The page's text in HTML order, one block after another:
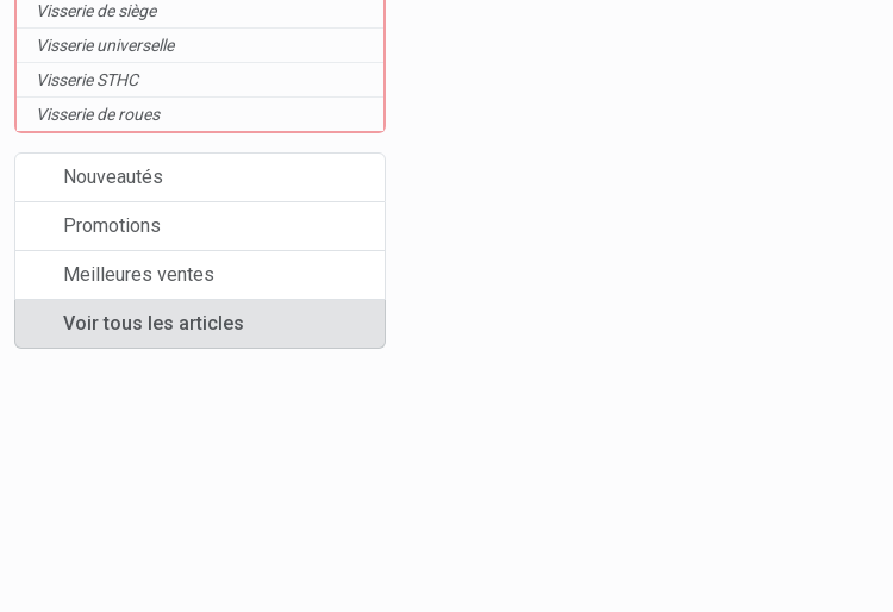
Nouveautés
Promotions
Meilleures ventes
Voir tous les articles
Visserie de siège
Visserie universelle
Visserie STHC
Visserie de roues